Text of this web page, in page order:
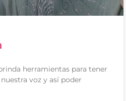
herramientas para tener
voz y así poder